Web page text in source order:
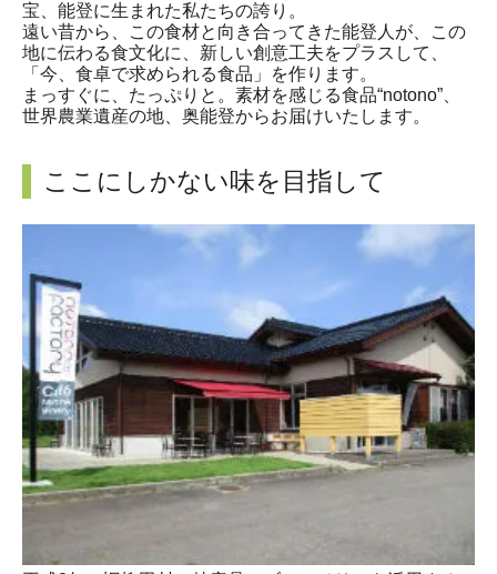
宝、能登に生まれた私たちの誇り。
遠い昔から、この食材と向き合ってきた能登人が、この
地に伝わる食文化に、新しい創意工夫をプラスして、
「今、食卓で求められる食品」を作ります。
まっすぐに、たっぷりと。素材を感じる食品“notono”、
世界農業遺産の地、奥能登からお届けいたします。
ここにしかない味を目指して